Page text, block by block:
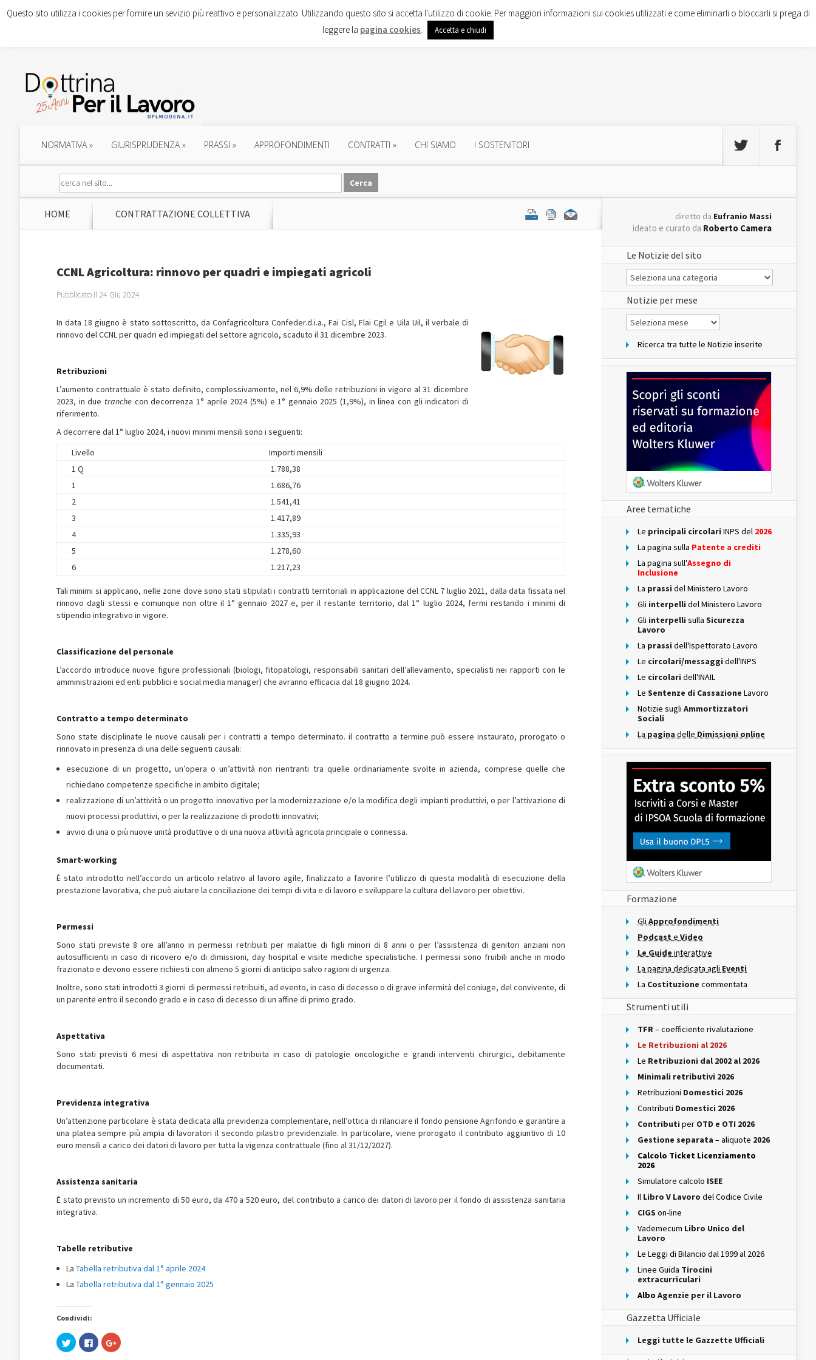
NORMATIVA» GIURISPRUDENZA» PRASSI » APPROFONDIMENTI CONTRATTI » CHI SIAMO I SOSTENITORI
HOME CONTRATTAZIONE COLLETTIVA
CCNL Agricoltura: rinnovo per quadri e impiegati agricoli
Pubblicato il 24 Giu 2024
In data 18 giugno è stato sottoscritto, da Confagricoltura Confeder.d.i.a., Fai Cisl, Flai Cgil e Uila Uil, il verbale di
rinnovo del CCNL per quadri ed impiegati del settore agricolo, scaduto il 31 dicembre 2023.
Retribuzioni
L’aumento contrattuale è stato definito, complessivamente, nel 6,9% delle retribuzioni in vigore al 31 dicembre
2023, in due tranchecon decorrenza 1° aprile 2024 (5%) e 1° gennaio 2025 (1,9%), in linea con gli indicatori di
riferimento.
A decorrere dal 1° luglio 2024, i nuovi minimi mensili sono i seguenti:
Livello
Importi mensili
1 Q
1.788,38
1
1.686,76
2
1.541,41
3
1.417,89
4
1.335,93
5
1.278,60
6
1.217,23
Tali minimi si applicano, nelle zone dove sono stati stipulati i contratti territoriali in applicazione del CCNL 7 luglio 2021, dalla data fissata nel
rinnovo dagli stessi e comunque non oltre il 1° gennaio 2027 e, per il restante territorio, dal 1° luglio 2024, fermi restando i minimi di
stipendio integrativo in vigore.
Classificazione del personale
L’accordo introduce nuove figure professionali (biologi, fitopatologi, responsabili sanitari dell’allevamento, specialisti nei rapporti con le
amministrazioni ed enti pubblici e social media manager) che avranno efficacia dal 18 giugno 2024.
Contratto a tempo determinato
Sono state disciplinate le nuove causali per i contratti a tempo determinato. il contratto a termine può essere instaurato, prorogato o
rinnovato in presenza di una delle seguenti causali:
esecuzione di un progetto, un’opera o un’attività non rientranti tra quelle ordinariamente svolte in azienda, comprese quelle che
richiedano competenze specifiche in ambito digitale;
realizzazione di un’attività o un progetto innovativo per la modernizzazione e/o la modifica degli impianti produttivi, o per l’attivazione di
nuovi processi produttivi, o per la realizzazione di prodotti innovativi;
avvio di una o più nuove unità produttive o di una nuova attività agricola principale o connessa.
Smart-working
È stato introdotto nell’accordo un articolo relativo al lavoro agile, finalizzato a favorire l’utilizzo di questa modalità di esecuzione della
prestazione lavorativa, che può aiutare la conciliazione dei tempi di vita e di lavoro e sviluppare la cultura del lavoro per obiettivi.
Permessi
Sono stati previste 8 ore all’anno in permessi retribuiti per malattie di figli minori di 8 anni o per l’assistenza di genitori anziani non
autosufficienti in caso di ricovero e/o di dimissioni, day hospital e visite mediche specialistiche. I permessi sono fruibili anche in modo
frazionato e devono essere richiesti con almeno 5 giorni di anticipo salvo ragioni di urgenza.
Inoltre, sono stati introdotti 3 giorni di permessi retribuiti, ad evento, in caso di decesso o di grave infermità del coniuge, del convivente, di
un parente entro il secondo grado e in caso di decesso di un affine di primo grado.
Aspettativa
Sono stati previsti 6 mesi di aspettativa non retribuita in caso di patologie oncologiche e grandi interventi chirurgici, debitamente
documentati.
Previdenza integrativa
Un’attenzione particolare è stata dedicata alla previdenza complementare, nell’ottica di rilanciare il fondo pensione Agrifondo e garantire a
una platea sempre più ampia di lavoratori il secondo pilastro previdenziale. In particolare, viene prorogato il contributo aggiuntivo di 10
euro mensili a carico dei datori di lavoro per tutta la vigenza contrattuale (fino al 31/12/2027).
Assistenza sanitaria
È stato previsto un incremento di 50 euro, da 470 a 520 euro, del contributo a carico dei datori di lavoro per il fondo di assistenza sanitaria
integrativa.
Tabelle retributive
La Tabella retributiva dal 1° aprile 2024
La Tabella retributiva dal 1° gennaio 2025
Condividi:
Fai
clic
Fai
clic
Fai
clic
diretto da Eufranio Massi
ideato e curato da Roberto Camera
Le Notizie del sito
Le
Notizie
del
sito
Notizie per mese
Notizie
per
Ricerca tra tutte le Notizie inserite
Aree tematiche
Le principali circolari INPS del 2026
La pagina sulla Patente a crediti
La pagina sull'Assegno di
Inclusione
La prassi del Ministero Lavoro
Gli interpelli del Ministero Lavoro
Gli interpelli sulla Sicurezza
Lavoro
La prassi dell'Ispettorato Lavoro
Le circolari/messaggi dell'INPS
Le circolari dell'INAIL
Le Sentenze di Cassazione Lavoro
Notizie sugli Ammortizzatori
Sociali
La pagina delle Dimissioni online
Formazione
Gli Approfondimenti
Podcast e Video
Le Guide interattive
La pagina dedicata agli Eventi
La Costituzione commentata
Strumenti utili
TFR– coefficiente rivalutazione
Le Retribuzioni al 2026
Le Retribuzioni dal 2002 al 2026
Minimali retributivi 2026
Retribuzioni Domestici 2026
Contributi Domestici 2026
Contributi per OTD e OTI 2026
Gestione separata – aliquote 2026
Calcolo Ticket Licenziamento
2026
Simulatore calcolo ISEE
Il Libro V Lavoro del Codice Civile
CIGS on-line
Vademecum Libro Unico del
Lavoro
Le Leggi di Bilancio dal 1999 al 2026
Linee Guida Tirocini
extracurriculari
Albo Agenzie per il Lavoro
Gazzetta Ufficiale
Leggi tutte le Gazzette Ufficiali
Questo sito utilizza i cookies per fornire un sevizio più reattivo e personalizzato. Utilizzando questo sito si accetta l'utilizzo di cookie. Per maggiori informazioni sui cookies utilizzati e come eliminarli o bloccarli si prega di
leggere la pagina cookies. Accetta e chiudi